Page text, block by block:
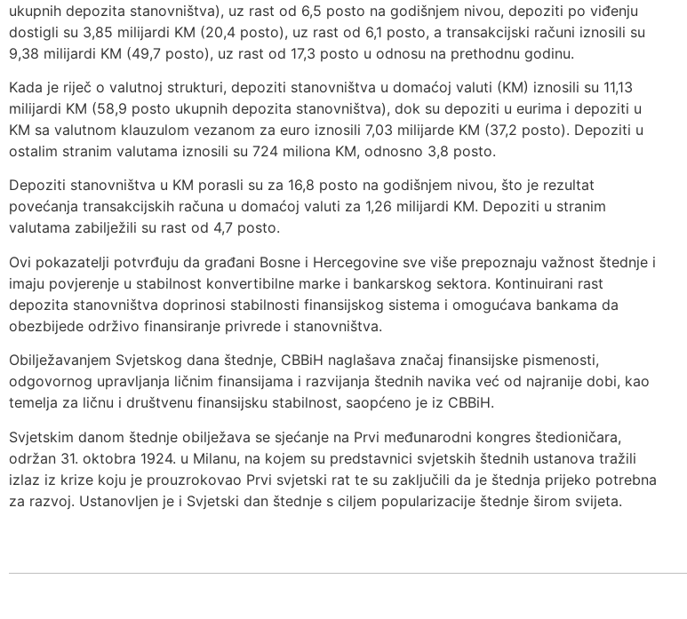
ukupnih depozita stanovništva), uz rast od 6,5 posto na godišnjem nivou, depoziti po viđenju
dostigli su 3,85 milijardi KM (20,4 posto), uz rast od 6,1 posto, a transakcijski računi iznosili su
9,38 milijardi KM (49,7 posto), uz rast od 17,3 posto u odnosu na prethodnu godinu.
Kada je riječ o valutnoj strukturi, depoziti stanovništva u domaćoj valuti (KM) iznosili su 11,13
milijardi KM (58,9 posto ukupnih depozita stanovništva), dok su depoziti u eurima i depoziti u
KM sa valutnom klauzulom vezanom za euro iznosili 7,03 milijarde KM (37,2 posto). Depoziti u
ostalim stranim valutama iznosili su 724 miliona KM, odnosno 3,8 posto.
Depoziti stanovništva u KM porasli su za 16,8 posto na godišnjem nivou, što je rezultat
povećanja transakcijskih računa u domaćoj valuti za 1,26 milijardi KM. Depoziti u stranim
valutama zabilježili su rast od 4,7 posto.
Ovi pokazatelji potvrđuju da građani Bosne i Hercegovine sve više prepoznaju važnost štednje i
imaju povjerenje u stabilnost konvertibilne marke i bankarskog sektora. Kontinuirani rast
depozita stanovništva doprinosi stabilnosti finansijskog sistema i omogućava bankama da
obezbijede održivo finansiranje privrede i stanovništva.
Obilježavanjem Svjetskog dana štednje, CBBiH naglašava značaj finansijske pismenosti,
odgovornog upravljanja ličnim finansijama i razvijanja štednih navika već od najranije dobi, kao
temelja za ličnu i društvenu finansijsku stabilnost, saopćeno je iz CBBiH.
Svjetskim danom štednje obilježava se sjećanje na Prvi međunarodni kongres štedioničara,
održan 31. oktobra 1924. u Milanu, na kojem su predstavnici svjetskih štednih ustanova tražili
izlaz iz krize koju je prouzrokovao Prvi svjetski rat te su zaključili da je štednja prijeko potrebna
za razvoj. Ustanovljen je i Svjetski dan štednje s ciljem popularizacije štednje širom svijeta.